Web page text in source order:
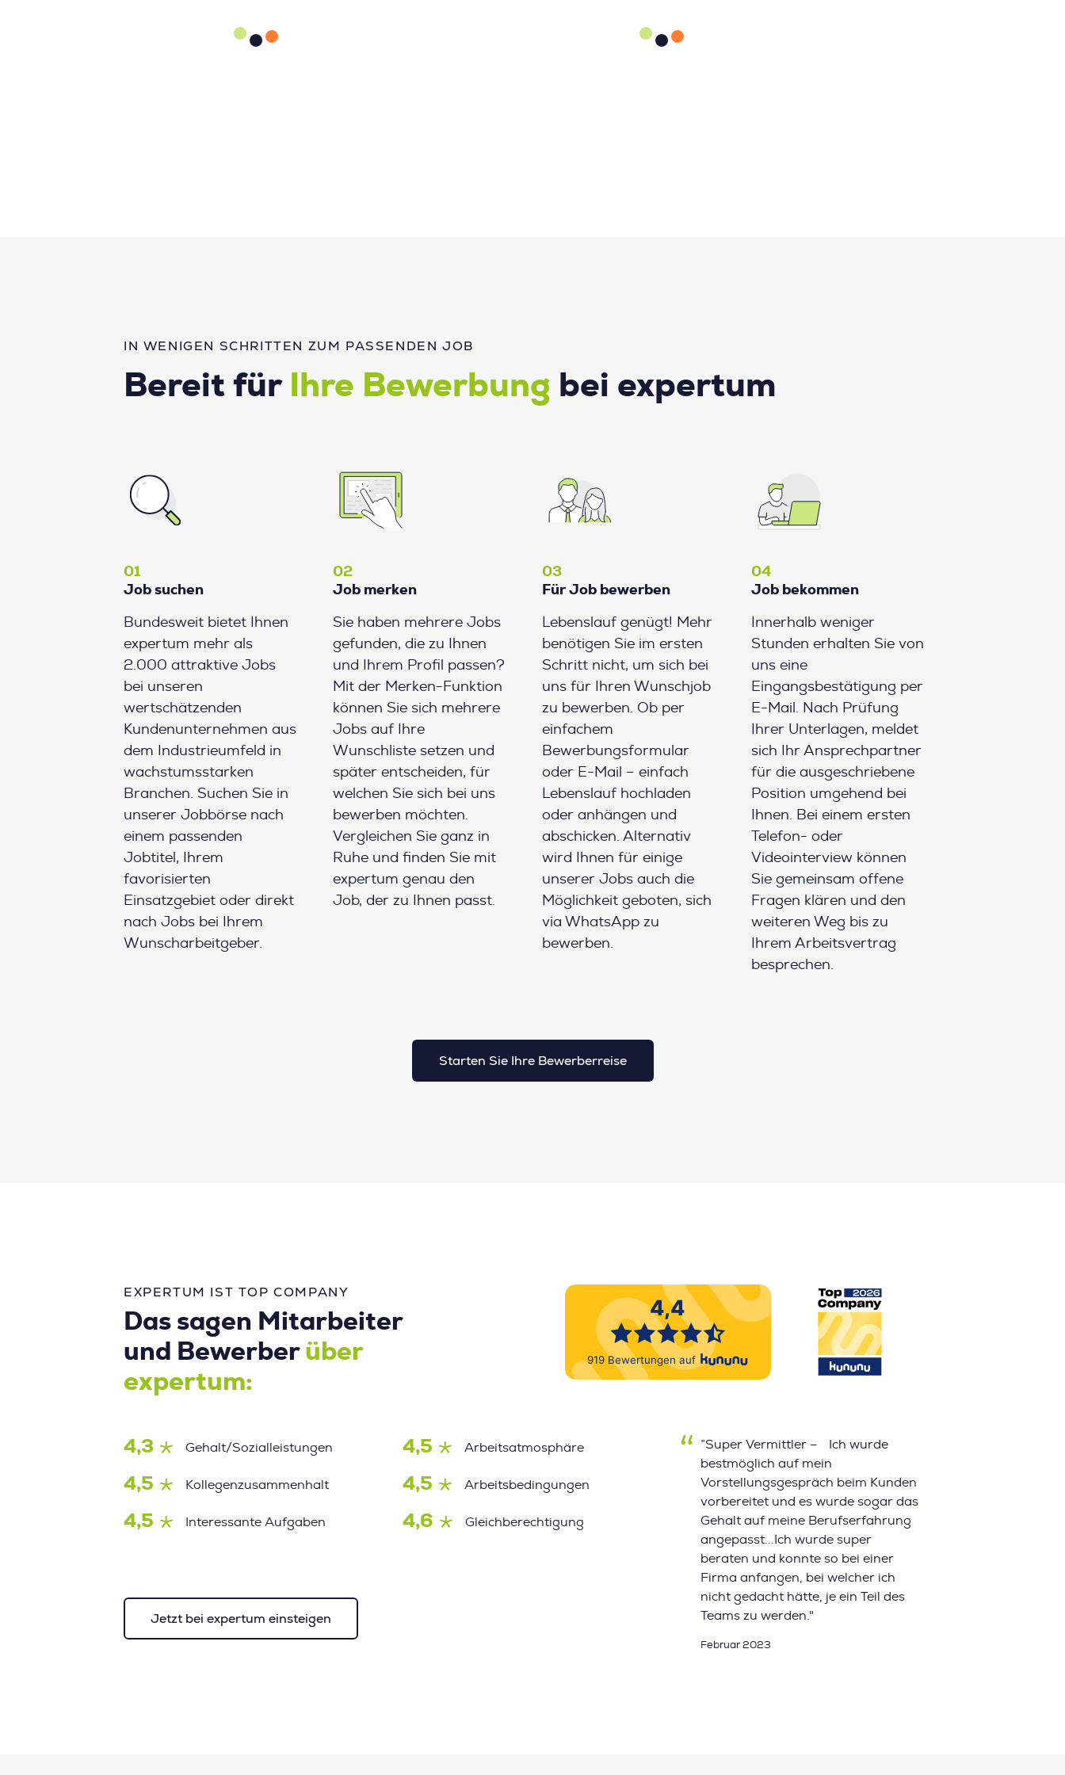
IN WENIGEN SCHRITTEN ZUM PASSENDEN JOB
Bereit für Ihre Bewerbung bei expertum
01
Job suchen
Bundesweit bietet Ihnen
expertum mehr als
2.000 attraktive Jobs
bei unseren
wertschätzenden
Kundenunternehmen aus
dem Industrieumfeld in
wachstumsstarken
Branchen. Suchen Sie in
unserer Jobbörse nach
einem passenden
Jobtitel, Ihrem
favorisierten
Einsatzgebiet oder direkt
nach Jobs bei Ihrem
Wunscharbeitgeber.
02
Job merken
Sie haben mehrere Jobs
gefunden, die zu Ihnen
und Ihrem Profil passen?
Mit der Merken-Funktion
können Sie sich mehrere
Jobs auf Ihre
Wunschliste setzen und
später entscheiden, für
welchen Sie sich bei uns
bewerben möchten.
Vergleichen Sie ganz in
Ruhe und finden Sie mit
expertum genau den
Job, der zu Ihnen passt.
03
Für Job bewerben
Lebenslauf genügt! Mehr
benötigen Sie im ersten
Schritt nicht, um sich bei
uns für Ihren Wunschjob
zu bewerben. Ob per
einfachem
Bewerbungsformular
oder E-Mail – einfach
Lebenslauf hochladen
oder anhängen und
abschicken. Alternativ
wird Ihnen für einige
unserer Jobs auch die
Möglichkeit geboten, sich
via WhatsApp zu
bewerben.
04
Job bekommen
Innerhalb weniger
Stunden erhalten Sie von
uns eine
Eingangsbestätigung per
E-Mail. Nach Prüfung
Ihrer Unterlagen, meldet
sich Ihr Ansprechpartner
für die ausgeschriebene
Position umgehend bei
Ihnen. Bei einem ersten
Telefon- oder
Videointerview können
Sie gemeinsam offene
Fragen klären und den
weiteren Weg bis zu
Ihrem Arbeitsvertrag
besprechen.
Starten Sie Ihre Bewerberreise
EXPERTUM IST TOP COMPANY
Das sagen Mitarbeiter
und Bewerber über
expertum:
4,3 Gehalt/Sozialleistungen 4,5 Arbeitsatmosphäre
4,5 Kollegenzusammenhalt 4,5 Arbeitsbedingungen
4,5 Interessante Aufgaben 4,6 Gleichberechtigung
Jetzt bei expertum einsteigen
”Super Vermittler – Ich wurde
bestmöglich auf mein
Vorstellungsgespräch beim Kunden
vorbereitet und es wurde sogar das
Gehalt auf meine Berufserfahrung
angepasst...Ich wurde super
beraten und konnte so bei einer
Firma anfangen, bei welcher ich
nicht gedacht hätte, je ein Teil des
Teams zu werden."
Februar 2023